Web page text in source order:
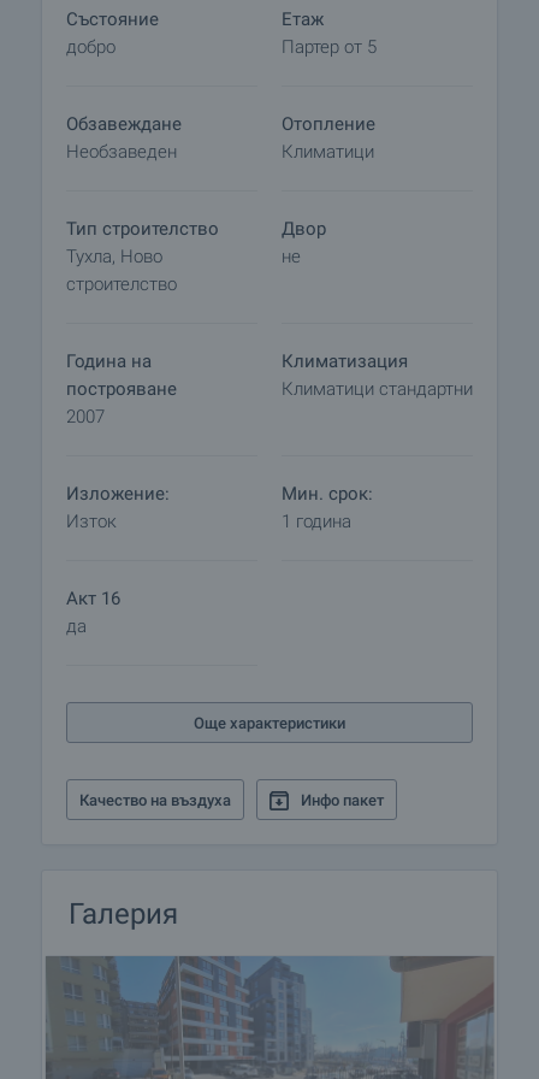
наемодателя, на която ще подготвим и ще
предоставим за одобрение и подпис от двете
практика е да се предплати един наем за
първия месец и да се остави гаранционен
имот за по-подробна информация относно
процедурата за наемане на имот.
Състояние
добро
Етаж
Партер от 5
Обзавеждане
Необзаведен
Отопление
Климатици
Тип строителство
Тухла, Ново
строителство
Двор
не
Година на
построяване
2007
Климатизация
Климатици стандартни
Изложение:
Изток
Мин. срок:
1 година
Акт 16
да
Още характеристики
Качество на въздуха Инфо пакет
Галерия